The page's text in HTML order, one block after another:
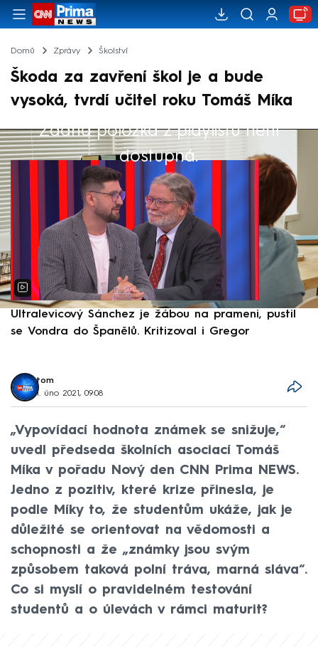
Domů Zprávy Školství
Škoda za zavření škol je a bude
vysoká, tvrdí učitel roku Tomáš Míka
Žádná položka z playlistu není
dostupná.
Výběr redakce
Ultralevicový Sánchez je žábou na prameni, pustil
se Vondra do Španělů. Kritizoval i Gregor
tom
1. úno 2021, 09:08
„Vypovídací hodnota známek se snižuje,“
uvedl předseda školních asociací Tomáš
Míka v pořadu Nový den CNN Prima NEWS.
Jedno z pozitiv, které krize přinesla, je
podle Míky to, že studentům ukáže, jak je
důležité se orientovat na vědomosti a
schopnosti a že „známky jsou svým
způsobem taková polní tráva, marná sláva“.
Co si myslí o pravidelném testování
studentů a o úlevách v rámci maturit?